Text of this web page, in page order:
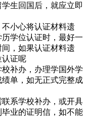
生回国后，就应立即
小心将认证材料遗
学位认证时，最好一
，如果认证材料遗
认证呢
补办，办理学国外学
单，如无正式完整成
系学校补办，或开具
业的证明信，如不能